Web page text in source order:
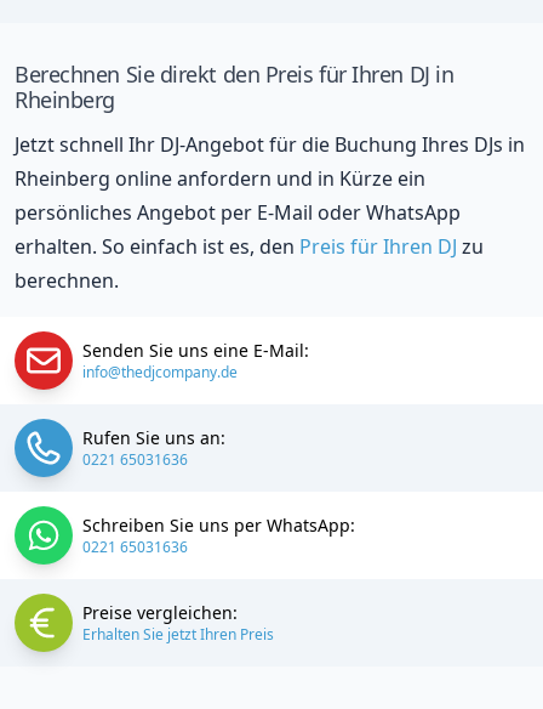
Berechnen Sie direkt den Preis für Ihren DJ in
Rheinberg
Jetzt schnell Ihr DJ-Angebot für die Buchung Ihres DJs in
Rheinberg online anfordern und in Kürze ein
persönliches Angebot per E-Mail oder WhatsApp
erhalten. So einfach ist es, den Preis für Ihren DJ zu
berechnen.
Senden Sie uns eine E-Mail:
info@thedjcompany.de
Rufen Sie uns an:
0221 65031636
Schreiben Sie uns per WhatsApp:
0221 65031636
Preise vergleichen:
Erhalten Sie jetzt Ihren Preis